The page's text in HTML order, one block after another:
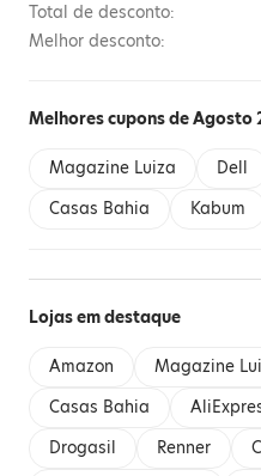
Total de desconto:
Melhor desconto:
Melhores cupons de Agosto
Magazine Luiza Dell
Casas Bahia
Kabum
Lojas em destaque
Amazon Magazine
Casas Bahia
Drogasil
Renner